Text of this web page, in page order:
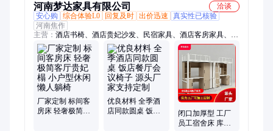
河南梦达家具有限公司
洽谈
安心购
综合体验L0 回复及时 出价迅速
真实性已核验
河南焦作
主营： 酒店书椅、酒店贵妃沙发、民宿家具、酒店客房家具、民
宿沙发、公寓沙发、卡座沙发、懒人沙发、异形定制沙发、酒店
餐桌餐椅、酒店大圆桌、酒吧沙发、酒吧桌椅、电竞椅、太空舱
沙发、足疗沙发、足浴沙发、按摩床、足疗茶几、观球椅、台球
厅沙发、中古风餐桌餐椅
厂家定制 标间客
房床 轻奢极简客
优良材料 全季酒
店同款圆桌 饭店
闭口加厚型 工厂
员工宿舍床 库存